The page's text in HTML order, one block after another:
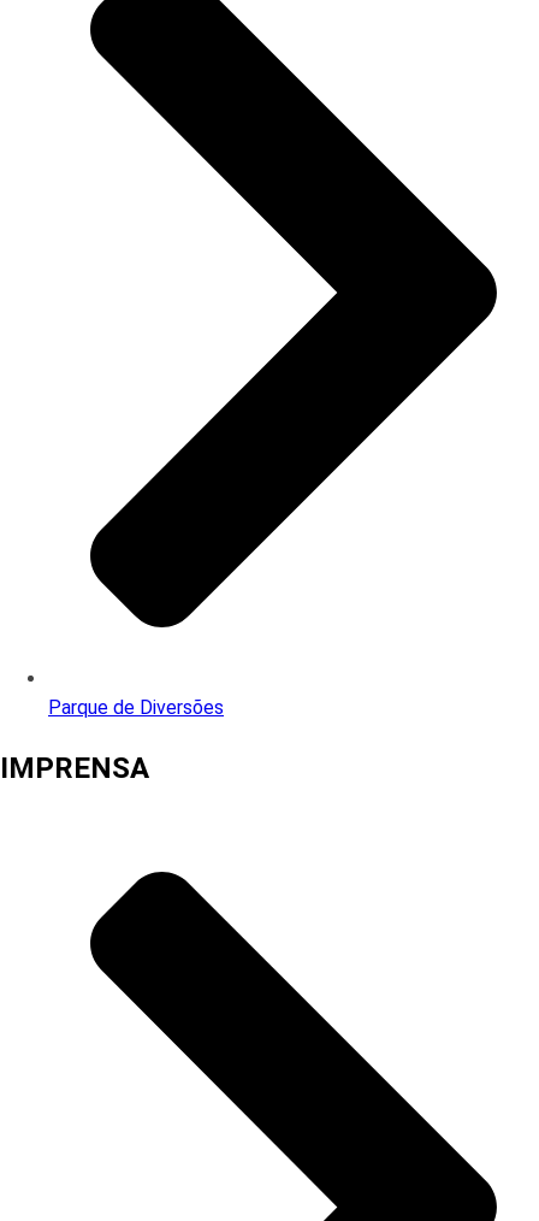
Parque de Diversões
IMPRENSA